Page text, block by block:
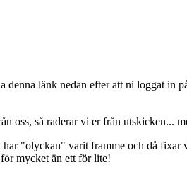
länk nedan efter att ni loggat in
så raderar vi er från utskicken...
"olyckan" varit framme och då
mycket än ett för lite!